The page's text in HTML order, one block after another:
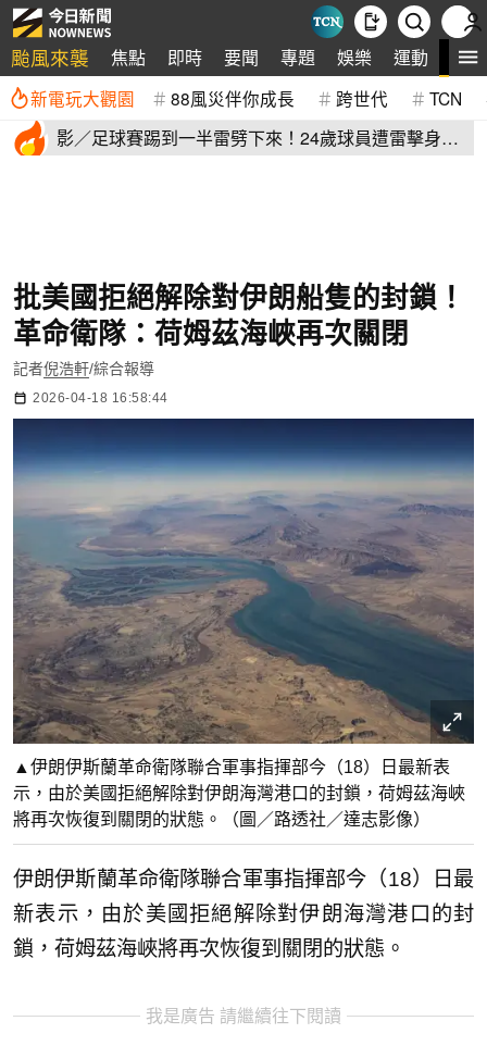
颱風來襲 焦點 即時 要聞 專題 娛樂 運動 全
新電玩大觀園 88風災伴你成長 跨世代 TCN
影／足球賽踢到一半雷劈下來！24歲球員遭雷擊身
批美國拒絕解除對伊朗船隻的封鎖！
革命衛隊：荷姆茲海峽再次關閉
記者倪浩軒/綜合報導
2026-04-18 16:58:44
▲伊朗伊斯蘭革命衛隊聯合軍事指揮部今（18）日最新表
示，由於美國拒絕解除對伊朗海灣港口的封鎖，荷姆茲海峽
將再次恢復到關閉的狀態。（圖／路透社／達志影像）
伊朗伊斯蘭革命衛隊聯合軍事指揮部今（18）日最
新表示，由於美國拒絕解除對伊朗海灣港口的封
鎖，荷姆茲海峽將再次恢復到關閉的狀態。
我是廣告 請繼續往下閱讀